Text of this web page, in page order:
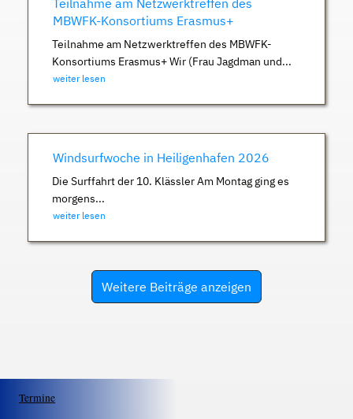
MBWFK-Konsortiums Erasmus+
Teilnahme am Netzwerktreffen des MBWFK-
Konsortiums Erasmus+ Wir (Frau Jagdman und...
weiter lesen
Windsurfwoche in Heiligenhafen 2026
Die Surffahrt der 10. Klässler Am Montag ging es
morgens...
weiter lesen
Weitere Beiträge anzeigen
Termine